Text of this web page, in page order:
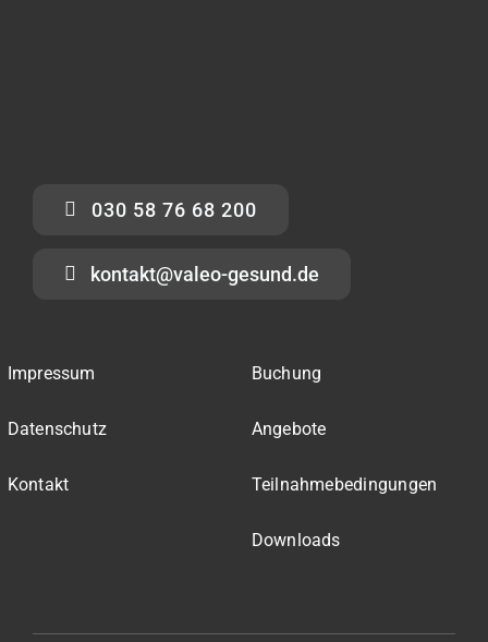
030 58 76 68 200
kontakt@valeo-gesund.de
Impressum
Datenschutz
Kontakt
Buchung
Angebote
Teilnahmebedingungen
Downloads